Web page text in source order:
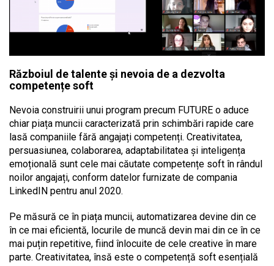
Războiul de talente și nevoia de a dezvolta
competențe soft
Nevoia construirii unui program precum FUTURE o aduce
chiar piața muncii caracterizată prin schimbări rapide care
lasă companiile fără angajați competenți. Creativitatea,
persuasiunea, colaborarea, adaptabilitatea și inteligența
emoțională sunt cele mai căutate competențe soft în rândul
noilor angajați, conform datelor furnizate de compania
LinkedIN pentru anul 2020.
Pe măsură ce în piața muncii, automatizarea devine din ce
în ce mai eficientă, locurile de muncă devin mai din ce în ce
mai puțin repetitive, fiind înlocuite de cele creative în mare
parte. Creativitatea, însă este o competență soft esențială